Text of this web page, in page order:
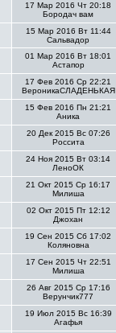
17 Мар 2016 Чт 20:18
Бородач вам
15 Мар 2016 Вт 11:44
Сальвадор
01 Мар 2016 Вт 18:01
Астапор
17 Фев 2016 Ср 22:21
ВероникаСЛАДЕНЬКАЯ
15 Фев 2016 Пн 21:21
Аника
20 Дек 2015 Вс 07:26
Россита
24 Ноя 2015 Вт 03:14
ЛеноОК
21 Окт 2015 Ср 16:17
Милиша
02 Окт 2015 Пт 12:12
Джохан
19 Сен 2015 Сб 17:02
Коляновна
17 Сен 2015 Чт 22:51
Милиша
26 Авг 2015 Ср 17:16
Верунчик777
19 Июл 2015 Вс 16:39
Агафья